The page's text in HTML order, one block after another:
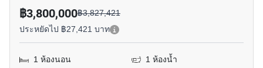
฿3,800,000฿3,827,421
ประหยัดไป ฿27,421 บาท
1 ห้องนอน 1 ห้องน้ำ